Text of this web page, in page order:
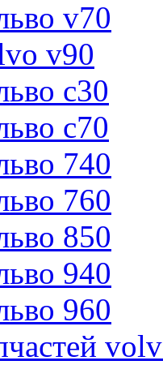
v70
v90
c30
c70
740
760
850
940
960